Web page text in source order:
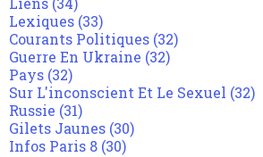
Lexiques (33)
Courants Politiques (32)
Guerre En Ukraine (32)
Pays (32)
Sur L'inconscient Et Le Sexuel (32)
Russie (31)
Gilets Jaunes (30)
Infos Paris 8 (30)